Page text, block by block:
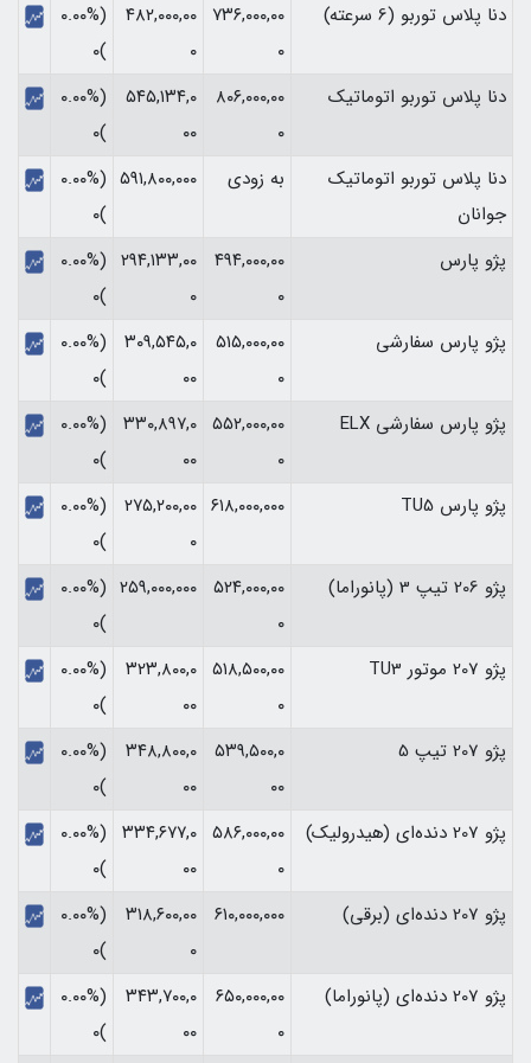
دنا پلاس توربو (6 سرعته)
۷۳۶,۰۰۰,۰۰
۰
۴۸۲,۰۰۰,۰۰
۰
(۰.۰۰%
)۰
دنا پلاس توربو اتوماتیک
۸۰۶,۰۰۰,۰۰
۰
۵۴۵,۱۳۴,۰
۰۰
(۰.۰۰%
)۰
دنا پلاس توربو اتوماتیک
جوانان
به زودی ۵۹۱,۸۰۰,۰۰۰
(۰.۰۰%
)۰
پژو پارس
۴۹۴,۰۰۰,۰۰
۰
۲۹۴,۱۳۳,۰۰
۰
(۰.۰۰%
)۰
پژو پارس سفارشی
۵۱۵,۰۰۰,۰۰
۰
۳۰۹,۵۴۵,۰
۰۰
(۰.۰۰%
)۰
پژو پارس سفارشی ELX
۵۵۲,۰۰۰,۰۰
۰
۳۳۰,۸۹۷,۰
۰۰
(۰.۰۰%
)۰
پژو پارس TU5
۶۱۸,۰۰۰,۰۰۰ ۲۷۵,۲۰۰,۰۰
۰
(۰.۰۰%
)۰
پژو 206 تیپ 3 (پانوراما)
۵۲۴,۰۰۰,۰۰
۰
۲۵۹,۰۰۰,۰۰۰
(۰.۰۰%
)۰
پژو 207 موتور TU3
۵۱۸,۵۰۰,۰۰
۰
۳۲۳,۸۰۰,۰
۰۰
(۰.۰۰%
)۰
پژو 207 تیپ 5
۵۳۹,۵۰۰,۰
۰۰
۳۴۸,۸۰۰,۰
۰۰
(۰.۰۰%
)۰
پژو 207 دنده‌ای (هیدرولیک)
۵۸۶,۰۰۰,۰۰
۰
۳۳۴,۶۷۷,۰
۰۰
(۰.۰۰%
)۰
پژو 207 دنده‌ای (برقی)
۶۱۰,۰۰۰,۰۰۰
۳۱۸,۶۰۰,۰۰
۰
(۰.۰۰%
)۰
پژو 207 دنده‌ای (پانوراما)
۶۵۰,۰۰۰,۰۰
۰
۳۴۳,۷۰۰,۰
۰۰
(۰.۰۰%
)۰